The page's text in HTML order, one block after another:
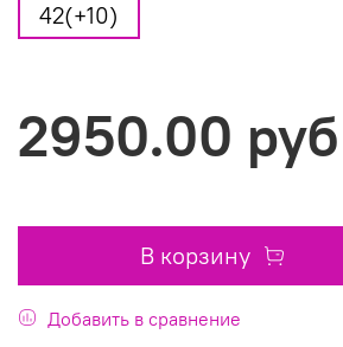
42(+10)
2950.00 руб
В корзину
Добавить в сравнение